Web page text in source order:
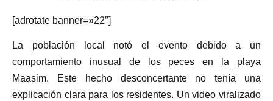
[adrotate banner=»22″]
La población local notó el evento debido a un
comportamiento inusual de los peces en la playa
Maasim. Este hecho desconcertante no tenía una
explicación clara para los residentes. Un video viralizado